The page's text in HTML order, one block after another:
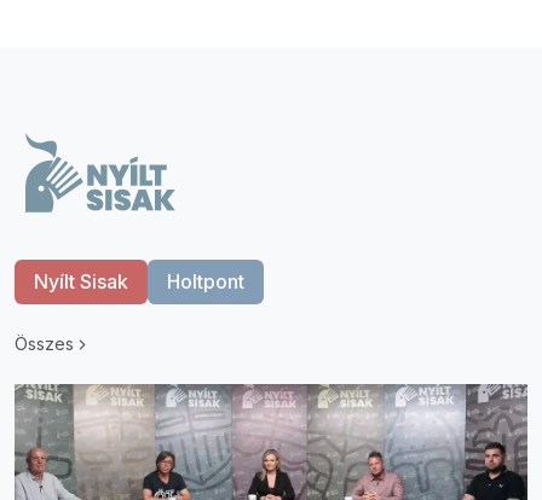
Nyílt Sisak Holtpont
Összes